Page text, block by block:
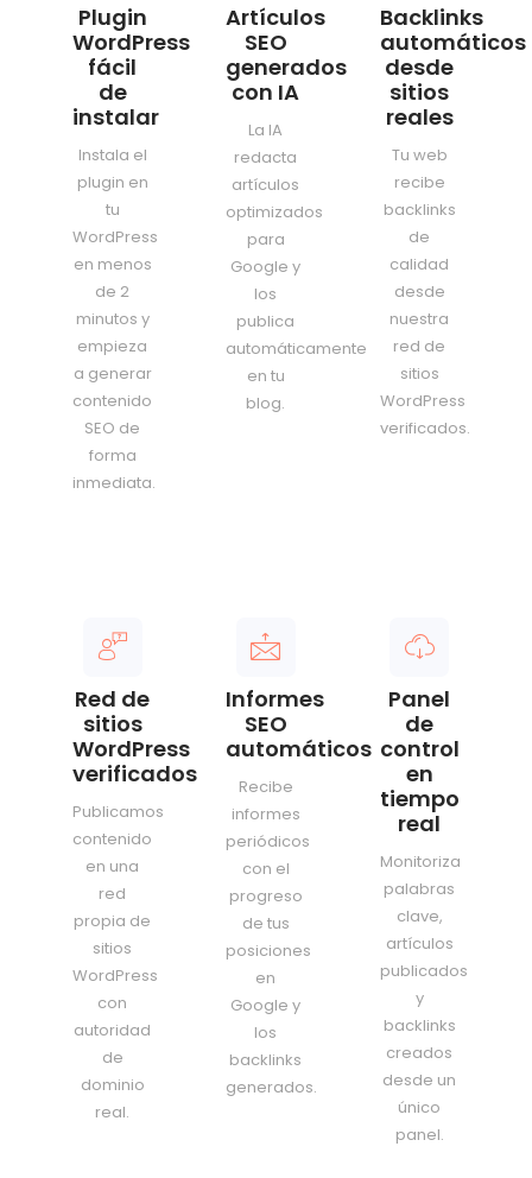
Plugin
WordPress
fácil
de
instalar
Instala el
plugin en
tu
WordPress
en menos
de 2
minutos y
empieza
a generar
contenido
SEO de
forma
inmediata.
Artículos
SEO
generados
con IA
La IA
redacta
artículos
optimizados
para
Google y
los
publica
automáticamente
en tu
blog.
Backlinks
automáticos
desde
sitios
reales
Tu web
recibe
backlinks
de
calidad
desde
nuestra
red de
sitios
WordPress
verificados.
Red de
sitios
WordPress
verificados
Publicamos
contenido
en una
red
propia de
sitios
WordPress
con
autoridad
de
dominio
real.
Informes
SEO
automáticos
Recibe
informes
periódicos
con el
progreso
de tus
posiciones
en
Google y
los
backlinks
generados.
Panel
de
control
en
tiempo
real
Monitoriza
palabras
clave,
artículos
publicados
y
backlinks
creados
desde un
único
panel.